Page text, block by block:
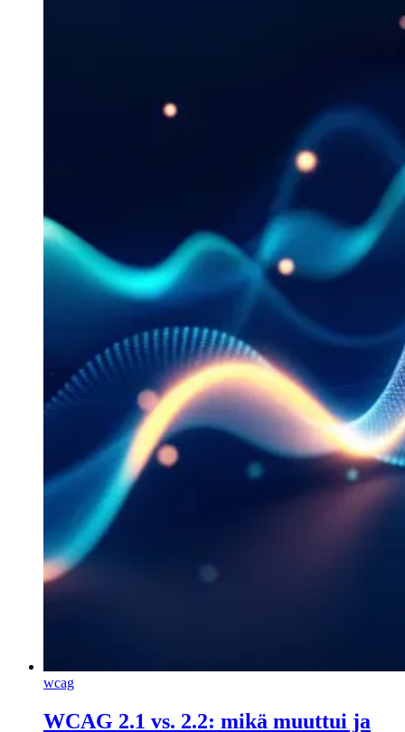
wcag
WCAG 2.1 vs. 2.2: mikä muuttui ja